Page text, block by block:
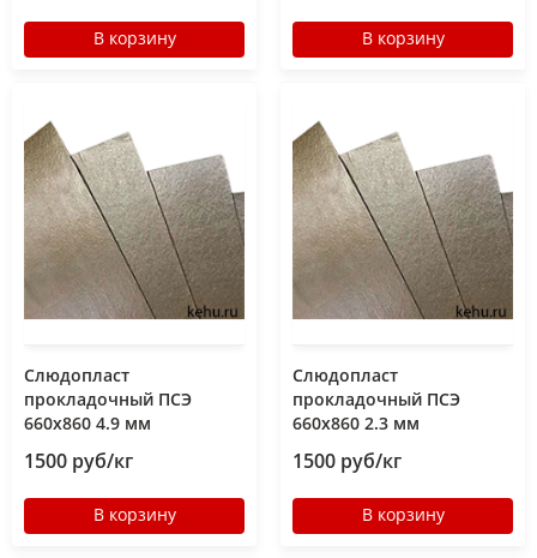
В корзину В корзину
Слюдопласт
прокладочный ПСЭ
660x860 4.9 мм
1500 руб/кг
В корзину
Слюдопласт
прокладочный ПСЭ
660x860 2.3 мм
1500 руб/кг
В корзину